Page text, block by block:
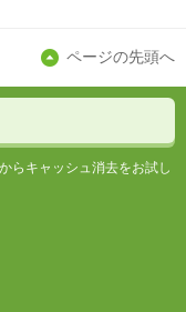
ページの先頭へ
らキャッシュ消去をお試し